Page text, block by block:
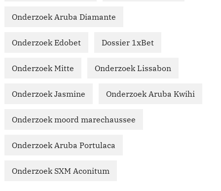
Onderzoek Aruba Diamante
Onderzoek Edobet Dossier 1xBet
Onderzoek Mitte Onderzoek Lissabon
Onderzoek Jasmine Onderzoek Aruba Kwihi
Onderzoek moord marechaussee
Onderzoek Aruba Portulaca
Onderzoek SXM Aconitum